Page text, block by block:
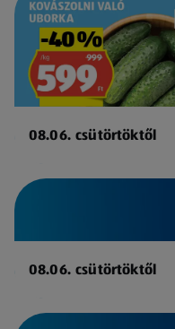
08.06. csütörtöktől
08.06. csütörtöktől